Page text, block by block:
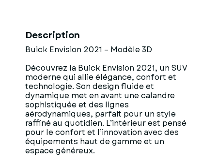
Description
Buick Envision 2021 – Modèle 3D
Découvrez la Buick Envision 2021, un SUV
moderne qui allie élégance, confort et
technologie. Son design fluide et
dynamique met en avant une calandre
sophistiquée et des lignes
aérodynamiques, parfait pour un style
raffiné au quotidien. L’intérieur est pensé
pour le confort et l’innovation avec des
équipements haut de gamme et un
espace généreux.